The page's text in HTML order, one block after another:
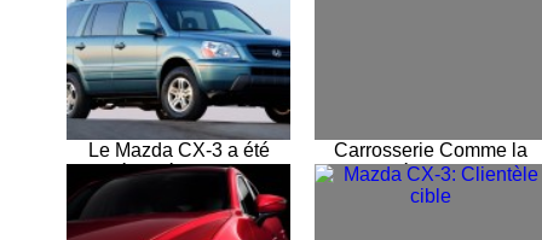
Le Mazda CX-3 a été
présenté pour une
première fois en tant que
modèle de production au
Carrosserie Comme la
majorité des produits
Mazda, le nouveau CX-3